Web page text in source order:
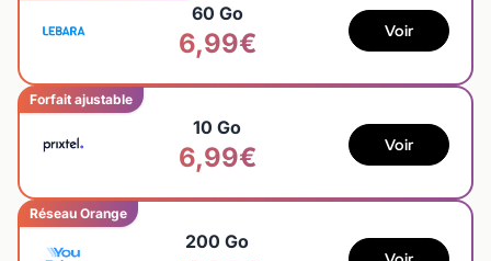
60 Go
6,99€ Voir
Forfait ajustable
10 Go
6,99€ Voir
Réseau Orange
200 Go